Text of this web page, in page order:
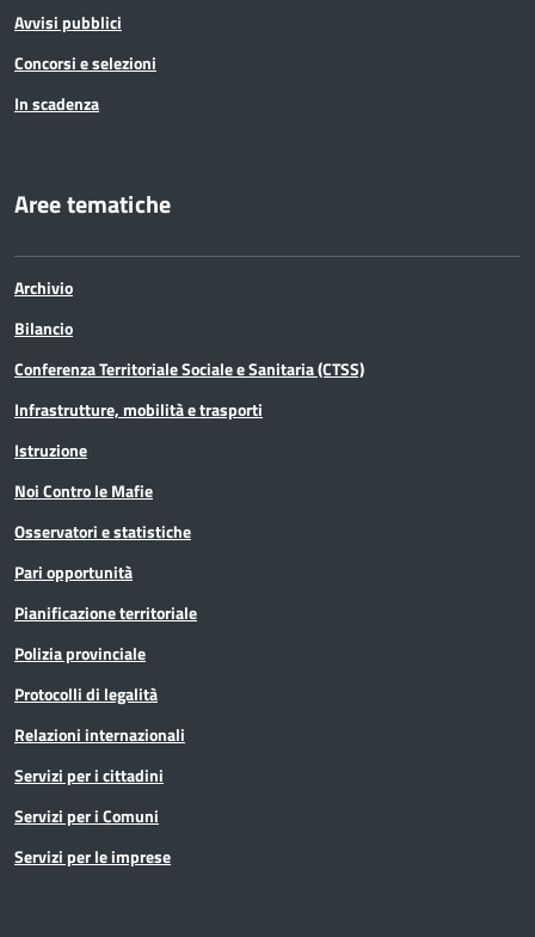
Avvisi pubblici
Concorsi e selezioni
In scadenza
Aree tematiche
Archivio
Bilancio
Conferenza Territoriale Sociale e Sanitaria (CTSS)
Infrastrutture, mobilità e trasporti
Istruzione
Noi Contro le Mafie
Osservatori e statistiche
Pari opportunità
Pianificazione territoriale
Polizia provinciale
Protocolli di legalità
Relazioni internazionali
Servizi per i cittadini
Servizi per i Comuni
Servizi per le imprese